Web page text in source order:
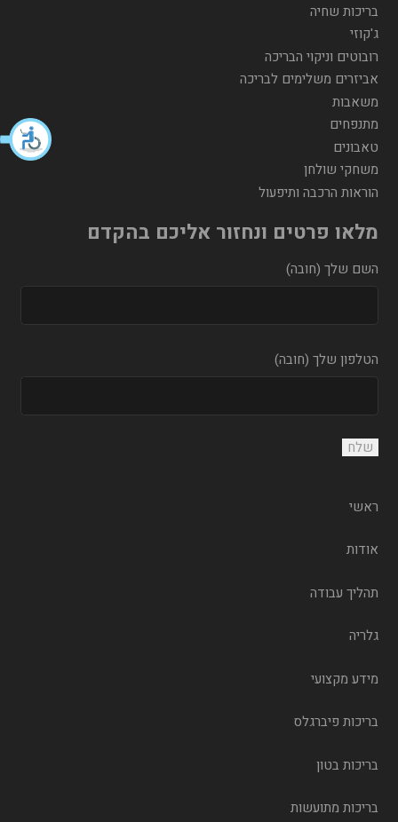
בריכות שחיה
ג'קוזי
רובוטים וניקוי הבריכה
אביזרים משלימים לבריכה
משאבות
מתנפחים
טאבונים
משחקי שולחן
הוראות הרכבה ותיפעול
מלאו פרטים ונחזור אליכם בהקדם
השם שלך (חובה)
הטלפון שלך (חובה)
ראשי
אודות
תהליך עבודה
גלריה
מידע מקצועי
בריכות פיברגלס
בריכות בטון
בריכות מתועשות